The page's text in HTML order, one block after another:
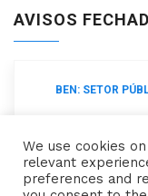
AVISOS
BEN: SETOR
Mineiras De
Do Ouro
We use cookies
relevant
preferences and